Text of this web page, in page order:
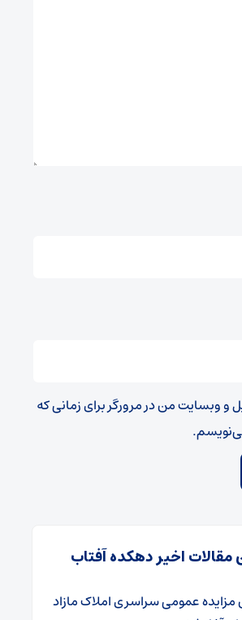
و وبسایت من در مرورگر برای زمانی که
مقالات اخیر دهکده آفتاب
مزایده عمومی سراسری املاک مازاد